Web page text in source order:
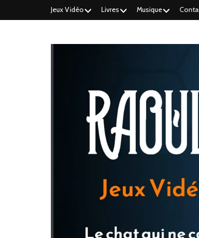
Jeux Vidéo Livres Musique